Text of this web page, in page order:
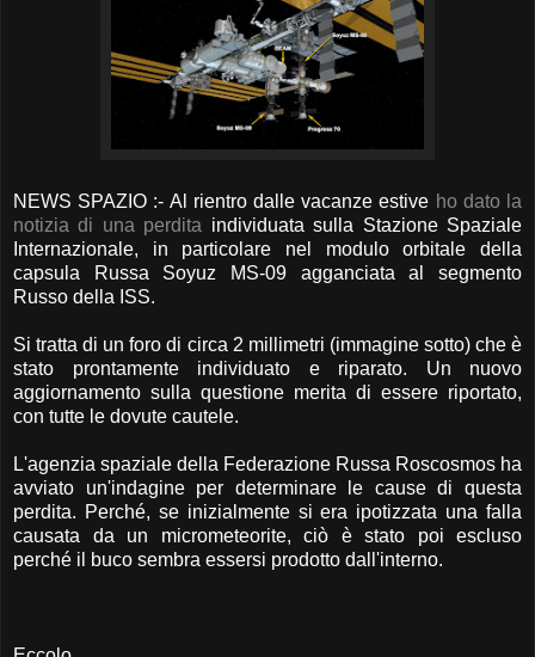
NEWS SPAZIO :- Al rientro dalle vacanze estive ho dato la
notizia di una perdita individuata sulla Stazione Spaziale
Internazionale, in particolare nel modulo orbitale della
capsula Russa Soyuz MS-09 agganciata al segmento
Russo della ISS.
Si tratta di un foro di circa 2 millimetri (immagine sotto) che è
stato prontamente individuato e riparato. Un nuovo
aggiornamento sulla questione merita di essere riportato,
con tutte le dovute cautele.
L'agenzia spaziale della Federazione Russa Roscosmos ha
avviato un'indagine per determinare le cause di questa
perdita. Perché, se inizialmente si era ipotizzata una falla
causata da un micrometeorite, ciò è stato poi escluso
perché il buco sembra essersi prodotto dall'interno.